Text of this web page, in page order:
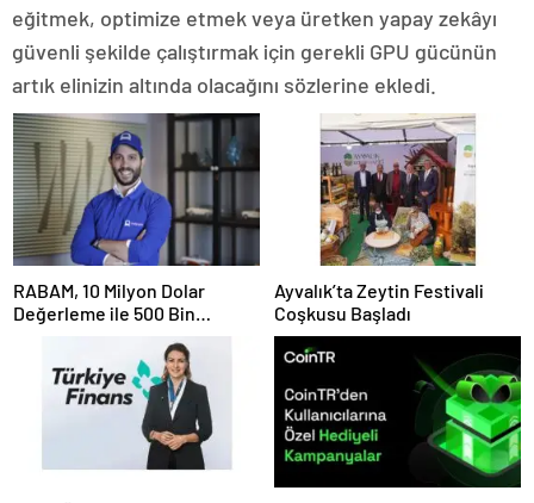
eğitmek, optimize etmek veya üretken yapay zekâyı
güvenli şekilde çalıştırmak için gerekli GPU gücünün
artık elinizin altında olacağını sözlerine ekledi.
RABAM, 10 Milyon Dolar
Değerleme ile 500 Bin
Ayvalık’ta Zeytin Festivali
Coşkusu Başladı